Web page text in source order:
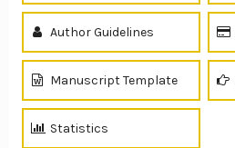
Author Guidelines
Manuscript Template
Statistics